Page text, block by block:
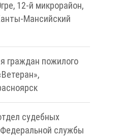
12-й микрорайон,
Мансийский
граждан пожилого
судебных
службы